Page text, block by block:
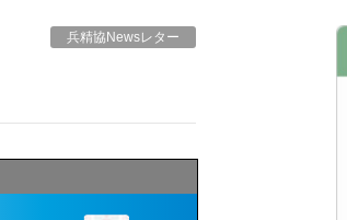
兵精協Newsレター